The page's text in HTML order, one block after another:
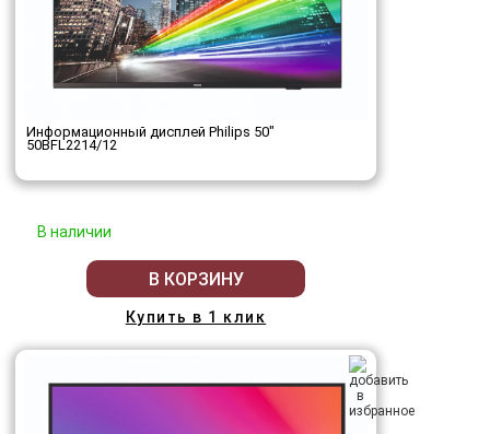
Информационный дисплей Philips 50"
50BFL2214/12
В наличии
В КОРЗИНУ
Купить в 1 клик